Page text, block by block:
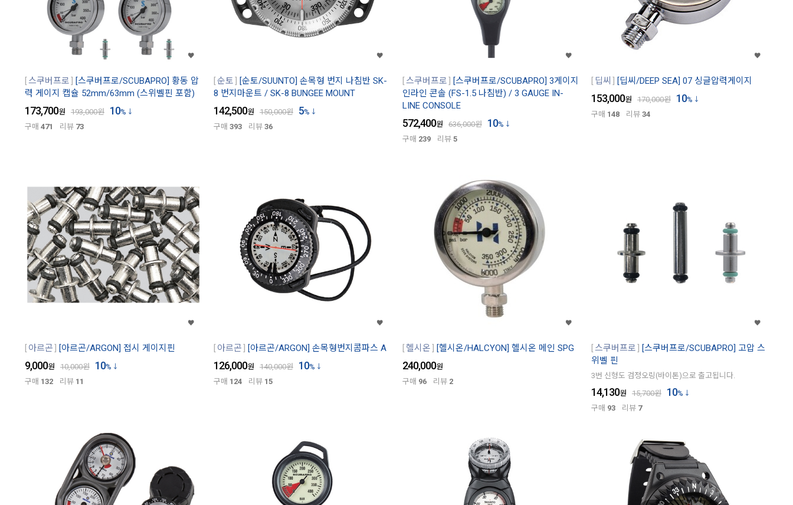
스쿠버프로
[스쿠버프로/SCUBAPRO] 황동 압
력 게이지 캡슐 52mm/63mm (스위벨핀 포함)
173,700원 193,000원 10%
구매 471 리뷰 73
순토
[순토/SUUNTO] 손목형 번지 나침반 SK-
8 번지마운트 / SK-8 BUNGEE MOUNT
142,500원 150,000원 5%
구매 393 리뷰 36
스쿠버프로
[스쿠버프로/SCUBAPRO] 3게이지
인라인 콘솔 (FS-1.5 나침반) / 3 GAUGE IN-
LINE CONSOLE
572,400원 636,000원 10%
구매 239 리뷰 5
딥씨 [딥씨/DEEP SEA] 07 싱글압력게이지
153,000원 170,000원 10%
구매 148 리뷰 34
아르곤 [아르곤/ARGON] 접시 게이지핀
9,000원 10,000원 10%
구매 132 리뷰 11
아르곤 [아르곤/ARGON] 손목형번지콤파스 A
126,000원 140,000원 10%
구매 124 리뷰 15
헬시온 [헬시온/HALCYON] 헬시온 메인 SPG
240,000원
구매 96 리뷰 2
스쿠버프로
[스쿠버프로/SCUBAPRO] 고압 스
위벨 핀
3번 신형도 검정오링(바이톤)으로 출고됩니다.
14,130원 15,700원 10%
구매 93 리뷰 7